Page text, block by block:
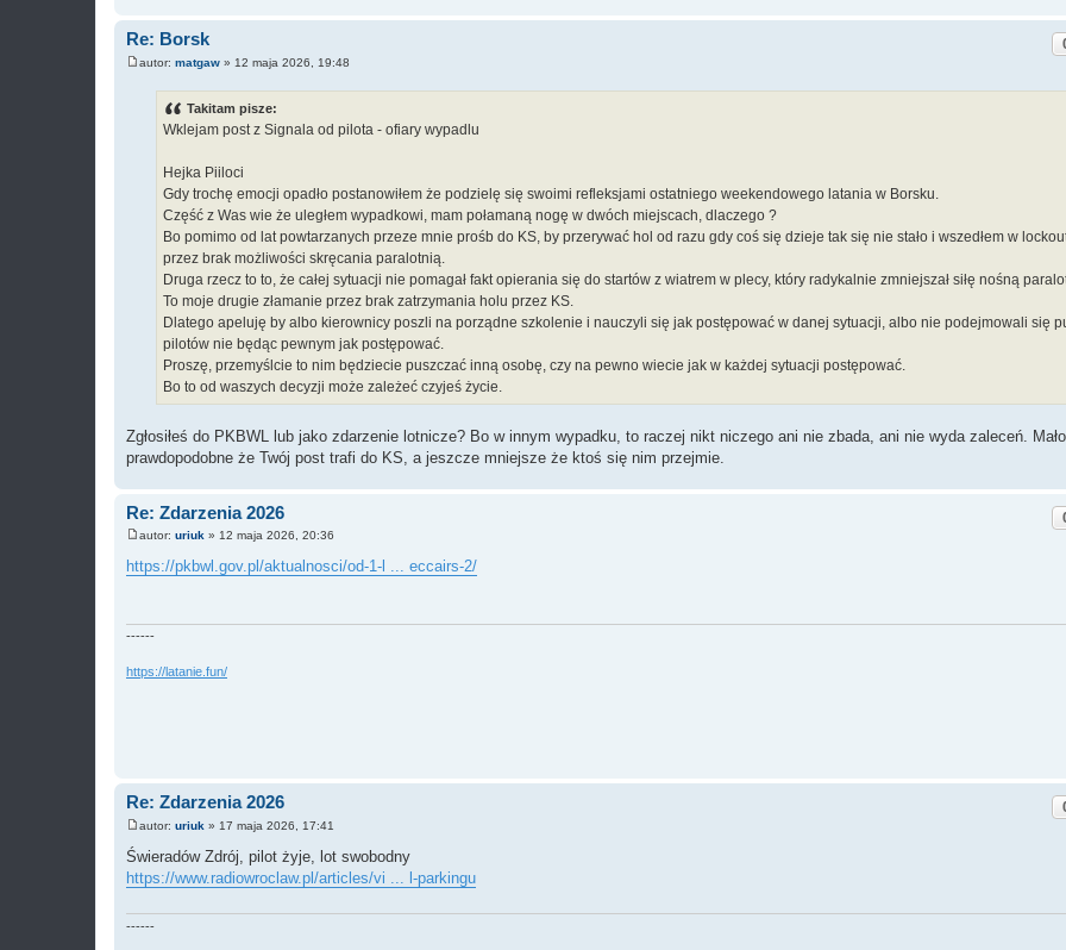
Re: Borsk
autor: matgaw » 12 maja 2026, 19:48
Takitam pisze:
Wklejam post z Signala od pilota - ofiary wypadlu
Hejka Piiloci
Gdy trochę emocji opadło postanowiłem że podzielę się swoimi refleksjami ostatniego weekendowego latania w Borsku.
Część z Was wie że uległem wypadkowi, mam połamaną nogę w dwóch miejscach, dlaczego ?
Bo pomimo od lat powtarzanych przeze mnie prośb do KS, by przerywać hol od razu gdy coś się dzieje tak się nie stało i wszedłem w
przez brak możliwości skręcania paralotnią.
Druga rzecz to to, że całej sytuacji nie pomagał fakt opierania się do startów z wiatrem w plecy, który radykalnie zmniejszał siłę nośną
To moje drugie złamanie przez brak zatrzymania holu przez KS.
Dlatego apeluję by albo kierownicy poszli na porządne szkolenie i nauczyli się jak postępować w danej sytuacji, albo nie podejmowali się
pilotów nie będąc pewnym jak postępować.
Proszę, przemyślcie to nim będziecie puszczać inną osobę, czy na pewno wiecie jak w każdej sytuacji postępować.
Bo to od waszych decyzji może zależeć czyjeś życie.
Zgłosiłeś do PKBWL lub jako zdarzenie lotnicze? Bo w innym wypadku, to raczej nikt niczego ani nie zbada, ani nie wyda zaleceń. Mało
prawdopodobne że Twój post trafi do KS, a jeszcze mniejsze że ktoś się nim przejmie.
Re: Zdarzenia 2026
o
s
autor: uriuk » 12 maja 2026, 20:36
https://pkbwl.gov.pl/aktualnosci/od-1-l ... eccairs-2/
------
https://latanie.fun/
Re: Zdarzenia 2026
s
t
autor: uriuk » 17 maja 2026, 17:41
Świeradów Zdrój, pilot żyje, lot swobodny
https://www.radiowroclaw.pl/articles/vi ... l-parkingu
------